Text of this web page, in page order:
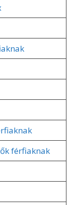
férfiaknak